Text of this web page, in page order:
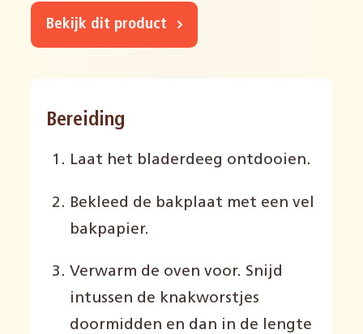
Bekijk dit product
Bereiding
Laat het bladerdeeg ontdooien.
Bekleed de bakplaat met een vel
bakpapier.
Verwarm de oven voor. Snijd
intussen de knakworstjes
doormidden en dan in de lengte